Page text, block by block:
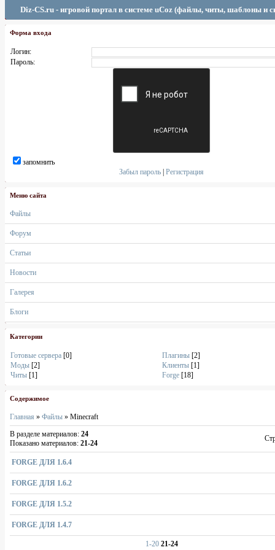
Diz-CS.ru - игровой портал в системе uCoz (файлы, читы, шаблоны и
Форма входа
Логин:
Пароль:
запомнить
Забыл пароль |Регистрация
Меню сайта
Файлы
Форум
Статьи
Новости
Галерея
Блоги
Категории
Готовые сервера [0] Плагины [2]
Моды [2] Клиенты [1]
Читы [1] Forge [18]
Содержимое
Главная » Файлы » Minecraft
В разделе материалов: 24
Показано материалов: 21-24
FORGE ДЛЯ 1.6.4
FORGE ДЛЯ 1.6.2
FORGE ДЛЯ 1.5.2
FORGE ДЛЯ 1.4.7
1-20 21-24